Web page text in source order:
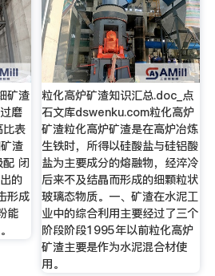
矿渣
磨
比表
渣
配 闭
的
形成
能
粒化高炉矿渣知识汇总.doc_点
石文库dswenku.com粒化高炉
矿渣粒化高炉矿渣是在高炉冶炼
生铁时，所得以硅酸盐与硅铝酸
盐为主要成分的熔融物，经淬冷
后来不及结晶而形成的细颗粒状
玻璃态物质。一、矿渣在水泥工
业中的综合利用主要经过了三个
阶段阶段1995年以前粒化高炉
矿渣主要是作为水泥混合材使
用。